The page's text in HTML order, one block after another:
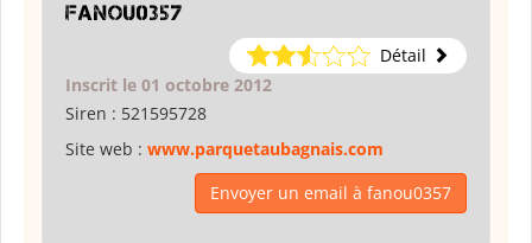
fanou0357
Détail
Inscrit le 01 octobre 2012
Siren : 521595728
Site web : www.parquetaubagnais.com
Envoyer un email à fanou0357